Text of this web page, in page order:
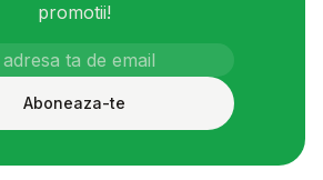
promotii!
Aboneaza-te